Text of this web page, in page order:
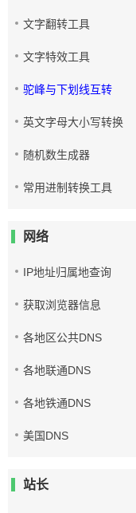
文字翻转工具
文字特效工具
驼峰与下划线互转
英文字母大小写转换
随机数生成器
常用进制转换工具
网络
IP地址归属地查询
获取浏览器信息
各地区公共DNS
各地联通DNS
各地铁通DNS
美国DNS
站长